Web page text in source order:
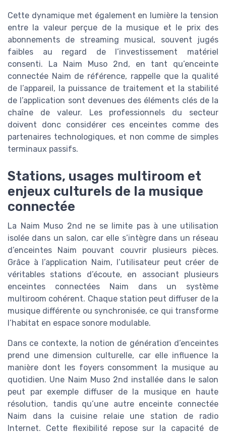
Cette dynamique met également en lumière la tension
entre la valeur perçue de la musique et le prix des
abonnements de streaming musical, souvent jugés
faibles au regard de l’investissement matériel
consenti. La Naim Muso 2nd, en tant qu’enceinte
connectée Naim de référence, rappelle que la qualité
de l’appareil, la puissance de traitement et la stabilité
de l’application sont devenues des éléments clés de la
chaîne de valeur. Les professionnels du secteur
doivent donc considérer ces enceintes comme des
partenaires technologiques, et non comme de simples
terminaux passifs.
Stations, usages multiroom et
enjeux culturels de la musique
connectée
La Naim Muso 2nd ne se limite pas à une utilisation
isolée dans un salon, car elle s’intègre dans un réseau
d’enceintes Naim pouvant couvrir plusieurs pièces.
Grâce à l’application Naim, l’utilisateur peut créer de
véritables stations d’écoute, en associant plusieurs
enceintes connectées Naim dans un système
multiroom cohérent. Chaque station peut diffuser de la
musique différente ou synchronisée, ce qui transforme
l’habitat en espace sonore modulable.
Dans ce contexte, la notion de génération d’enceintes
prend une dimension culturelle, car elle influence la
manière dont les foyers consomment la musique au
quotidien. Une Naim Muso 2nd installée dans le salon
peut par exemple diffuser de la musique en haute
résolution, tandis qu’une autre enceinte connectée
Naim dans la cuisine relaie une station de radio
Internet. Cette flexibilité repose sur la capacité de